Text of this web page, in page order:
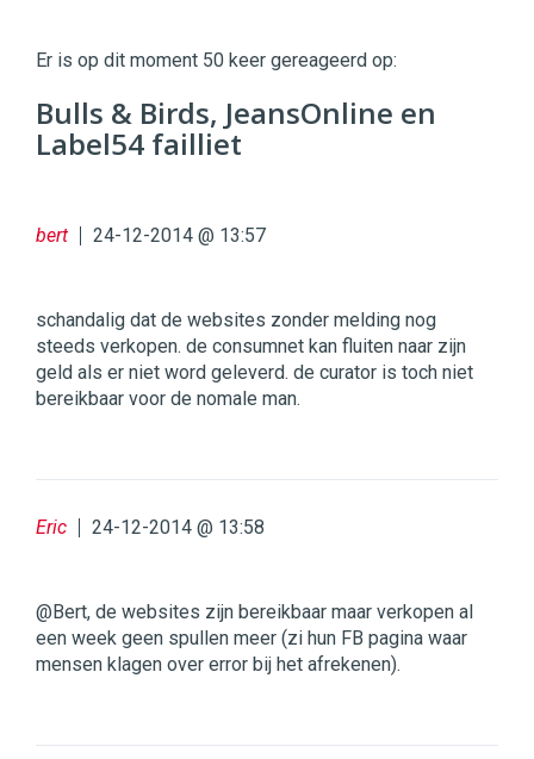
|
Digital
Commerce https://twinklemagazine.nl
9654
Er is op dit moment 50 keer gereageerd op:
Bulls & Birds, JeansOnline en
Label54 failliet
bert 24-12-2014 @ 13:57
schandalig dat de websites zonder melding nog
steeds verkopen. de consumnet kan fluiten naar zijn
geld als er niet word geleverd. de curator is toch niet
bereikbaar voor de nomale man.
Eric 24-12-2014 @ 13:58
@Bert, de websites zijn bereikbaar maar verkopen al
een week geen spullen meer (zi hun FB pagina waar
mensen klagen over error bij het afrekenen).